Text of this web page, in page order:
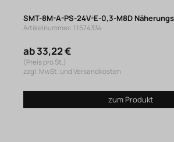
SMT-8M-A-PS-24V-E-0,3-M8D
Artikelnummer: 11574334
ab 33,22 €
(Preis pro St.)
zzgl. MwSt. und Versandkosten
zum Produkt